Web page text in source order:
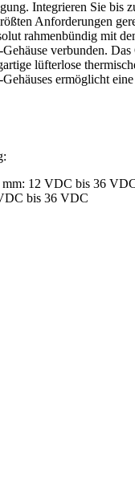
Integrieren Sie bis
Anforderungen
rahmenbündig mit
verbunden. Das
lüfterlose
ermöglicht
mm: 12 VDC bis 36
bis 36 VDC